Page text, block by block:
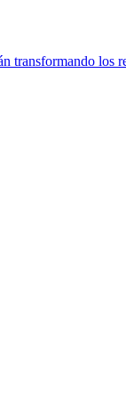
transformando los